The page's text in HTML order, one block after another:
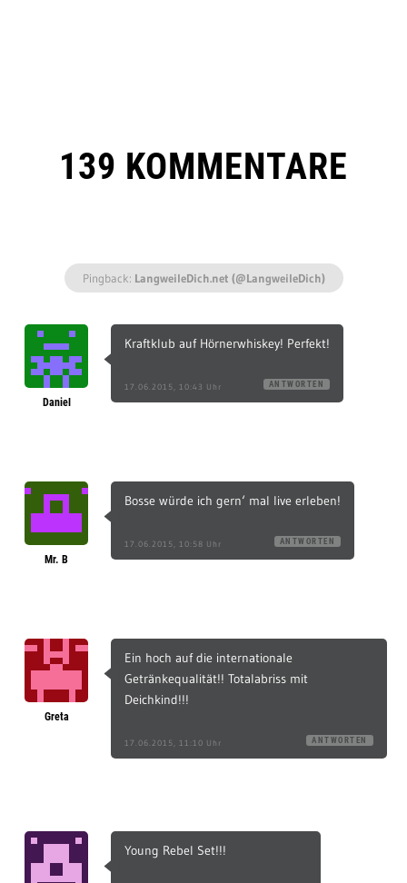
139 KOMMENTARE
Pingback: LangweileDich.net (@LangweileDich)
Daniel
Kraftklub auf Hörnerwhiskey! Perfekt!
17.06.2015, 10:43 Uhr ANTWORTEN
Mr. B
Bosse würde ich gern‘ mal live erleben!
17.06.2015, 10:58 Uhr ANTWORTEN
Greta
Ein hoch auf die internationale
Getränkequalität!! Totalabriss mit
Deichkind!!!
17.06.2015, 11:10 Uhr ANTWORTEN
Young Rebel Set!!!